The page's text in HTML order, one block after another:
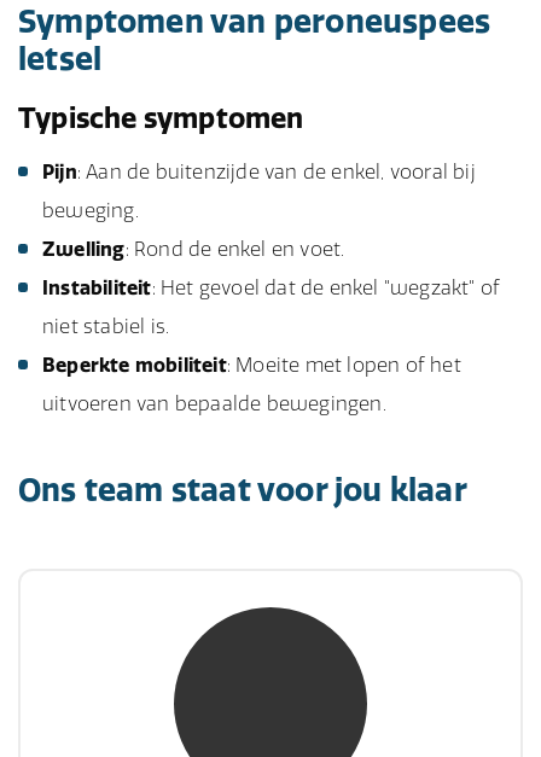
Symptomen van peroneuspees
letsel
Typische symptomen
Pijn: Aan de buitenzijde van de enkel, vooral bij
beweging.
Zwelling: Rond de enkel en voet.
Instabiliteit: Het gevoel dat de enkel "wegzakt" of
niet stabiel is.
Beperkte mobiliteit: Moeite met lopen of het
uitvoeren van bepaalde bewegingen.
Ons team staat voor jou klaar
mw. mr. S. Gholamalian
NIVRE Register-Expert
“Als je de richting van de wind niet kunt
veranderen, verander dan de stand van je